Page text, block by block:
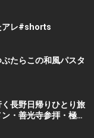
アレ#shorts
たらこの和風パスタ
く長野日帰りひとり旅
・善光寺参拝・極上